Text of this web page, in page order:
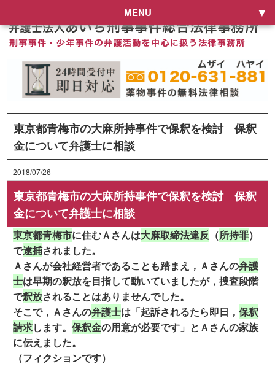
MENU
東京都青梅市の大麻所持事件で保釈を検討 保釈
金について弁護士に相談
2018/07/26
東京都青梅市の大麻所持事件で保釈を検討 保釈
金について弁護士に相談
東京都青梅市に住むＡさんは大麻取締法違反 （所持罪）
で逮捕されました。
Ａさんが会社経営者であることも踏まえ，Ａさんの弁護
士は早期の釈放を目指して動いていましたが，捜査段階
で釈放されることはありませんでした。
そこで，Ａさんの弁護士は「起訴されるたら即日，保釈
請求します。保釈金の用意が必要です」とＡさんの家族
に伝えました。
（フィクションです）